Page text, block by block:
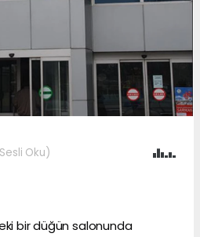
Oku)
bir düğün salonunda